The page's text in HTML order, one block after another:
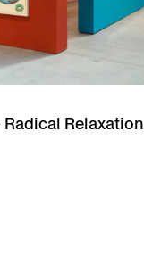
Relaxation